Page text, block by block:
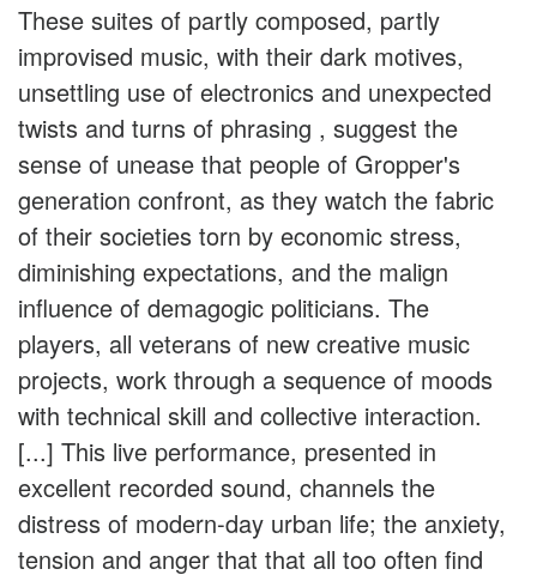
These suites of partly composed, partly
improvised music, with their dark motives,
unsettling use of electronics and unexpected
twists and turns of phrasing , suggest the
sense of unease that people of Gropper's
generation confront, as they watch the fabric
of their societies torn by economic stress,
diminishing expectations, and the malign
influence of demagogic politicians. The
players, all veterans of new creative music
projects, work through a sequence of moods
with technical skill and collective interaction.
[...] This live performance, presented in
excellent recorded sound, channels the
distress of modern-day urban life; the anxiety,
tension and anger that that all too often find